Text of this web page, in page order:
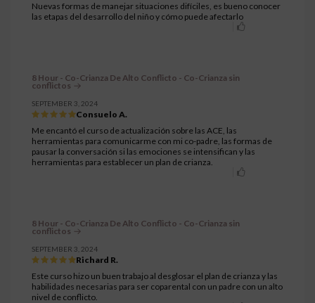
Nuevas formas de manejar situaciones difíciles, es bueno conocer
las etapas del desarrollo del niño y cómo puede afectarlo
8 Hour - Co-Crianza De Alto Conflicto - Co-Crianza sin
conflictos
SEPTEMBER 3, 2024
Consuelo A.
Me encantó el curso de actualización sobre las ACE, las
herramientas para comunicarme con mi co-padre, las formas de
pausar la conversación si las emociones se intensifican y las
herramientas para establecer un plan de crianza.
8 Hour - Co-Crianza De Alto Conflicto - Co-Crianza sin
conflictos
SEPTEMBER 3, 2024
Richard R.
Este curso hizo un buen trabajo al desglosar el plan de crianza y las
habilidades necesarias para ser coparental con un padre con un alto
nivel de conflicto.